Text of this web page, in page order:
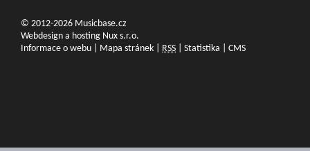
© 2012-2026 Musicbase.cz
Webdesign a hosting Nux s.r.o.
Informace o webu
Mapa stránek RSS Statistika CMS